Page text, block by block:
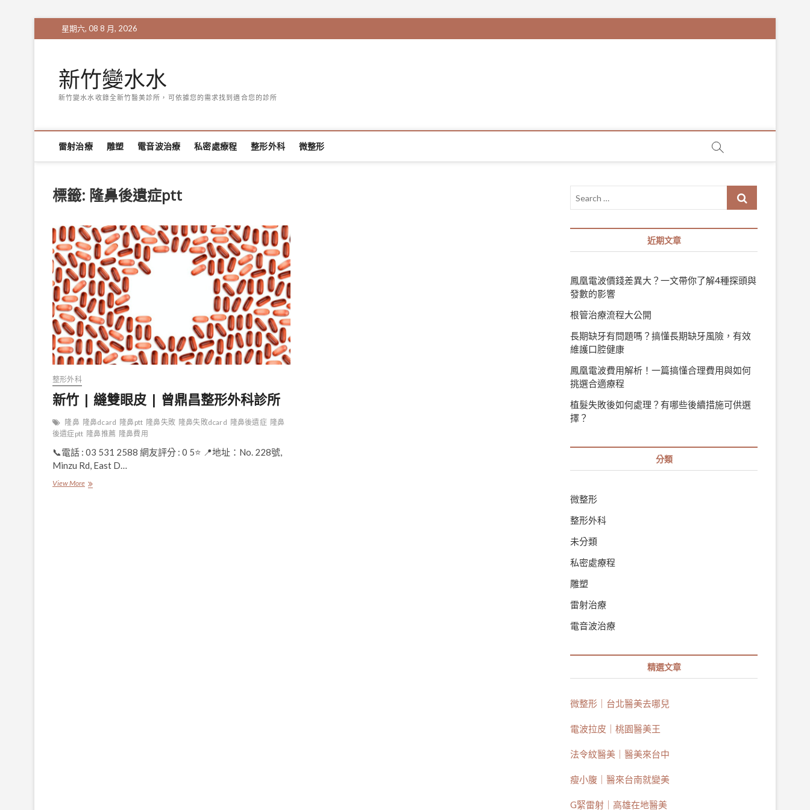
to
星期六, 08 8 月, 2026
新竹變水水
新竹變水水收錄全新竹醫美診所，可依據您的需求找到適合您的診所
雷射治療 雕塑 電音波治療 私密處療程 整形外科 微整形
標籤: 隆鼻後遺症ptt
整形外科
新竹 | 縫雙眼皮 | 曾鼎昌整形外科診所
隆鼻 隆鼻dcard 隆鼻ptt 隆鼻失敗 隆鼻失敗dcard 隆鼻後遺症 隆鼻
後遺症ptt 隆鼻推薦 隆鼻費用
📞電話 : 03 531 2588 網友評分 : 0 5⭐ 📍地址：No. 228號,
Minzu Rd, East D…
View More新
Search
近期文章
鳳凰電波價錢差異大？一文帶你了解4種探頭與
發數的影響
根管治療流程大公開
長期缺牙有問題嗎？搞懂長期缺牙風險，有效
維護口腔健康
鳳凰電波費用解析！一篇搞懂合理費用與如何
挑選合適療程
植髮失敗後如何處理？有哪些後續措施可供選
擇？
分類
微整形
整形外科
未分類
私密處療程
雕塑
雷射治療
電音波治療
精選文章
微整形｜台北醫美去哪兒
電波拉皮｜桃園醫美王
法令紋醫美｜醫美來台中
瘦小腹｜醫來台南就變美
G緊雷射｜高雄在地醫美